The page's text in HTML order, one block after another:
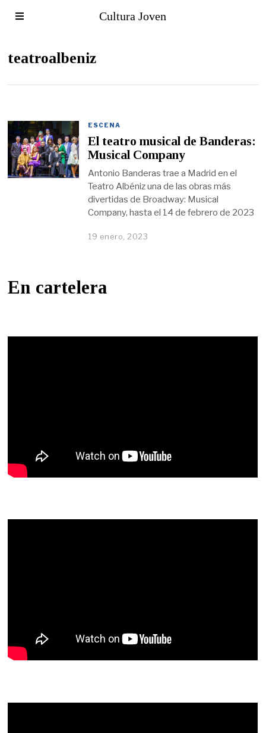
Cultura Joven
teatroalbeniz
ESCENA
El teatro musical de Banderas:
Musical Company
Antonio Banderas trae a Madrid en el
Teatro Albéniz una de las obras más
divertidas de Broadway: Musical
Company, hasta el 14 de febrero de 2023
19 enero, 2023
En cartelera